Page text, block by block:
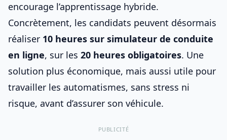
encourage l’apprentissage hybride.
Concrètement, les candidats peuvent désormais
réaliser 10 heures sur simulateur de conduite
en ligne, sur les 20 heures obligatoires. Une
solution plus économique, mais aussi utile pour
travailler les automatismes, sans stress ni
risque, avant d’assurer son véhicule.
PUBLICITÉ